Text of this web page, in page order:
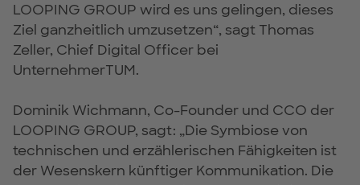
LOOPING GROUP wird es uns gelingen, dieses
Ziel ganzheitlich umzusetzen“, sagt Thomas
Zeller, Chief Digital Officer bei
UnternehmerTUM.
Dominik Wichmann, Co-Founder und CCO der
LOOPING GROUP, sagt: „Die Symbiose von
technischen und erzählerischen Fähigkeiten ist
der Wesenskern künftiger Kommunikation. Die